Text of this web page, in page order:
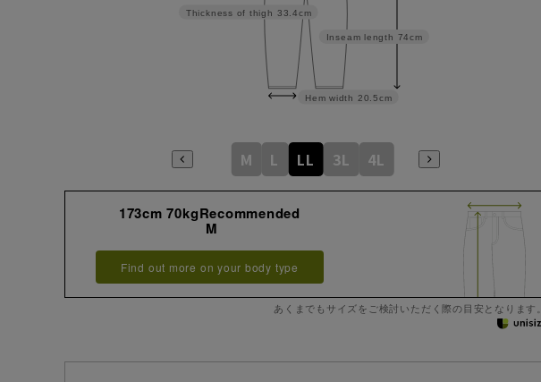
Inseam length 74cm
Hem width 20.5cm
Thickness of thigh 33.4cm
M L LL 3L 4L
173cm 70kgRecommended
M
Find out more on your body type
あくまでもサイズをご検討いただく際の目安となります。